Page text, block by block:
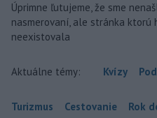
Úprimne ľutujeme, že sme
nasmerovaní, ale stránka ktorú
neexistovala
Aktuálne témy: Kvízy
Turizmus Cestovanie Rok